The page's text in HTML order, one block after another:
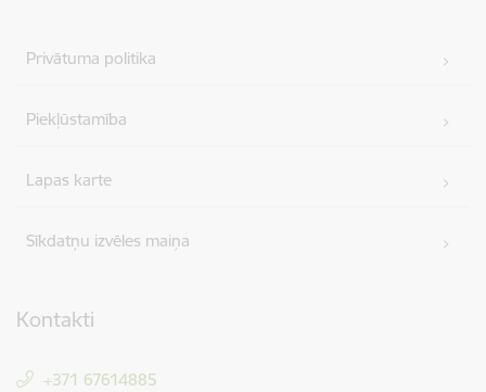
Privātuma politika
Piekļūstamība
Lapas karte
Sīkdatņu izvēles maiņa
Kontakti
+371 67614885